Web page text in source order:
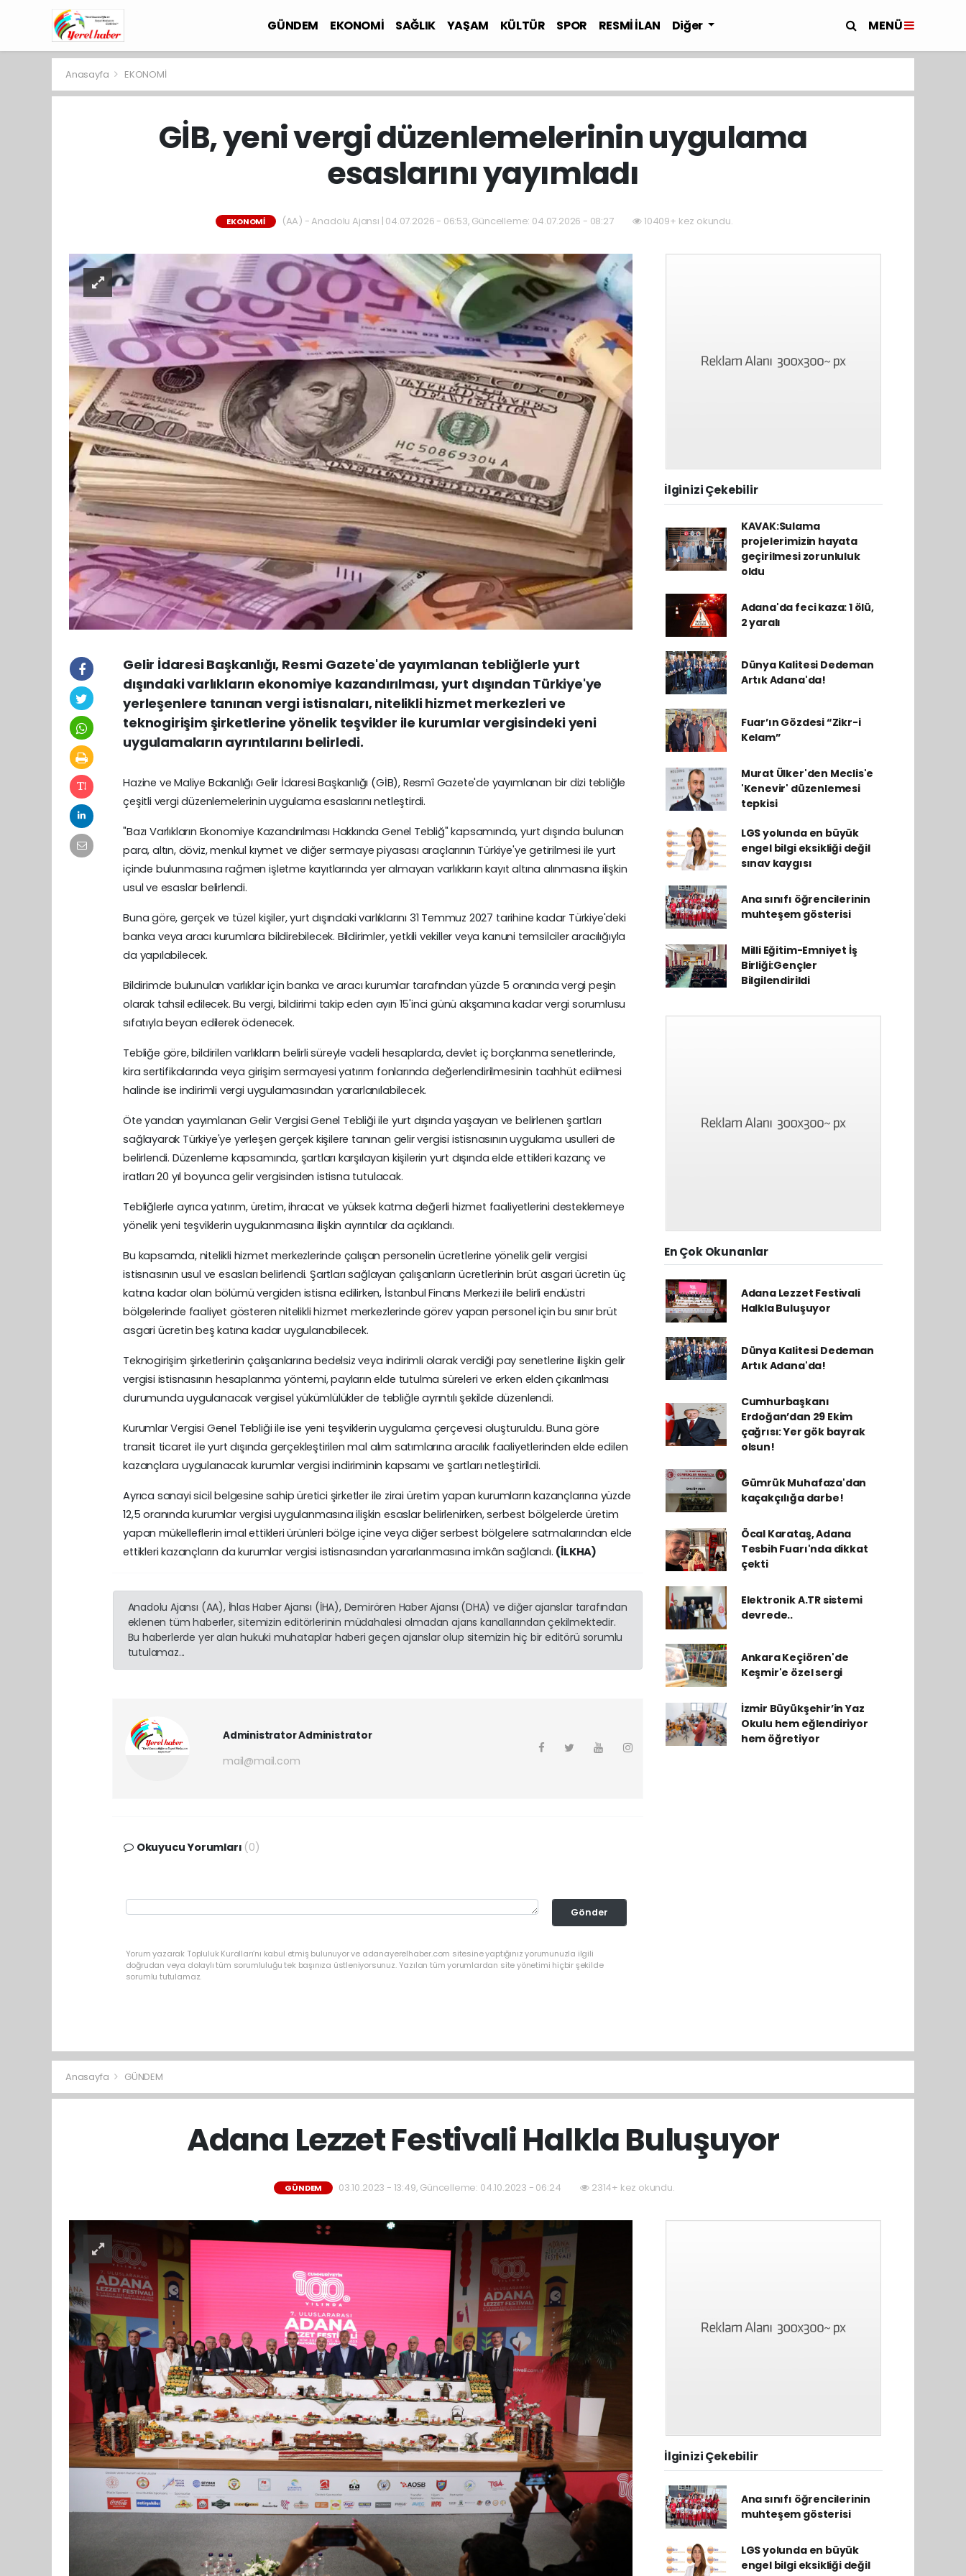
GÜNDEM EKONOMİ SAĞLIK YAŞAM KÜLTÜR SPOR RESMİ İLAN Diğer MENÜ
Anasayfa EKONOMİ
GİB, yeni vergi düzenlemelerinin uygulama
esaslarını yayımladı
EKONOMİ (AA) - Anadolu Ajansı | 04.07.2026 - 06:53, Güncelleme: 04.07.2026 - 08:27 10409+ kez okundu.
Gelir İdaresi Başkanlığı, Resmi Gazete'de yayımlanan tebliğlerle yurt
dışındaki varlıkların ekonomiye kazandırılması, yurt dışından Türkiye'ye
yerleşenlere tanınan vergi istisnaları, nitelikli hizmet merkezleri ve
teknogirişim şirketlerine yönelik teşvikler ile kurumlar vergisindeki yeni
uygulamaların ayrıntılarını belirledi.
Hazine ve Maliye Bakanlığı Gelir İdaresi Başkanlığı (GİB), Resmî Gazete'de yayımlanan bir dizi tebliğle
çeşitli vergi düzenlemelerinin uygulama esaslarını netleştirdi.
"Bazı Varlıkların Ekonomiye Kazandırılması Hakkında Genel Tebliğ" kapsamında, yurt dışında bulunan
para, altın, döviz, menkul kıymet ve diğer sermaye piyasası araçlarının Türkiye'ye getirilmesi ile yurt
içinde bulunmasına rağmen işletme kayıtlarında yer almayan varlıkların kayıt altına alınmasına ilişkin
usul ve esaslar belirlendi.
Buna göre, gerçek ve tüzel kişiler, yurt dışındaki varlıklarını 31 Temmuz 2027 tarihine kadar Türkiye'deki
banka veya aracı kurumlara bildirebilecek. Bildirimler, yetkili vekiller veya kanuni temsilciler aracılığıyla
da yapılabilecek.
Bildirimde bulunulan varlıklar için banka ve aracı kurumlar tarafından yüzde 5 oranında vergi peşin
olarak tahsil edilecek. Bu vergi, bildirimi takip eden ayın 15'inci günü akşamına kadar vergi sorumlusu
sıfatıyla beyan edilerek ödenecek.
Tebliğe göre, bildirilen varlıkların belirli süreyle vadeli hesaplarda, devlet iç borçlanma senetlerinde,
kira sertifikalarında veya girişim sermayesi yatırım fonlarında değerlendirilmesinin taahhüt edilmesi
halinde ise indirimli vergi uygulamasından yararlanılabilecek.
Öte yandan yayımlanan Gelir Vergisi Genel Tebliği ile yurt dışında yaşayan ve belirlenen şartları
sağlayarak Türkiye'ye yerleşen gerçek kişilere tanınan gelir vergisi istisnasının uygulama usulleri de
belirlendi. Düzenleme kapsamında, şartları karşılayan kişilerin yurt dışında elde ettikleri kazanç ve
iratları 20 yıl boyunca gelir vergisinden istisna tutulacak.
Tebliğlerle ayrıca yatırım, üretim, ihracat ve yüksek katma değerli hizmet faaliyetlerini desteklemeye
yönelik yeni teşviklerin uygulanmasına ilişkin ayrıntılar da açıklandı.
Bu kapsamda, nitelikli hizmet merkezlerinde çalışan personelin ücretlerine yönelik gelir vergisi
istisnasının usul ve esasları belirlendi. Şartları sağlayan çalışanların ücretlerinin brüt asgari ücretin üç
katına kadar olan bölümü vergiden istisna edilirken, İstanbul Finans Merkezi ile belirli endüstri
bölgelerinde faaliyet gösteren nitelikli hizmet merkezlerinde görev yapan personel için bu sınır brüt
asgari ücretin beş katına kadar uygulanabilecek.
Teknogirişim şirketlerinin çalışanlarına bedelsiz veya indirimli olarak verdiği pay senetlerine ilişkin gelir
vergisi istisnasının hesaplanma yöntemi, payların elde tutulma süreleri ve erken elden çıkarılması
durumunda uygulanacak vergisel yükümlülükler de tebliğle ayrıntılı şekilde düzenlendi.
Kurumlar Vergisi Genel Tebliği ile ise yeni teşviklerin uygulama çerçevesi oluşturuldu. Buna göre
transit ticaret ile yurt dışında gerçekleştirilen mal alım satımlarına aracılık faaliyetlerinden elde edilen
kazançlara uygulanacak kurumlar vergisi indiriminin kapsamı ve şartları netleştirildi.
Ayrıca sanayi sicil belgesine sahip üretici şirketler ile zirai üretim yapan kurumların kazançlarına yüzde
12,5 oranında kurumlar vergisi uygulanmasına ilişkin esaslar belirlenirken, serbest bölgelerde üretim
yapan mükelleflerin imal ettikleri ürünleri bölge içine veya diğer serbest bölgelere satmalarından elde
ettikleri kazançların da kurumlar vergisi istisnasından yararlanmasına imkân sağlandı. (İLKHA)
Anadolu Ajansı (AA), İhlas Haber Ajansı (İHA), Demirören Haber Ajansı (DHA) ve diğer ajanslar tarafından
eklenen tüm haberler, sitemizin editörlerinin müdahalesi olmadan ajans kanallarından çekilmektedir.
Bu haberlerde yer alan hukuki muhataplar haberi geçen ajanslar olup sitemizin hiç bir editörü sorumlu
tutulamaz...
Administrator Administrator
mail@mail.com
Okuyucu Yorumları (0)
Gönder
Yorum yazarak Topluluk Kuralları’nı kabul etmiş bulunuyor ve adanayerelhaber.com sitesine yaptığınız yorumunuzla ilgili
doğrudan veya dolaylı tüm sorumluluğu tek başınıza üstleniyorsunuz. Yazılan tüm yorumlardan site yönetimi hiçbir şekilde
sorumlu tutulamaz.
İlginizi Çekebilir
KAVAK:Sulama
projelerimizin hayata
geçirilmesi zorunluluk
oldu
Adana'da feci kaza: 1 ölü,
2 yaralı
Dünya Kalitesi Dedeman
Artık Adana'da!
Fuar’ın Gözdesi “Zikr-i
Kelam”
Murat Ülker'den Meclis'e
'Kenevir' düzenlemesi
tepkisi
LGS yolunda en büyük
engel bilgi eksikliği değil
sınav kaygısı
Ana sınıfı öğrencilerinin
muhteşem gösterisi
Milli Eğitim-Emniyet İş
Birliği:Gençler
Bilgilendirildi
En Çok Okunanlar
Adana Lezzet Festivali
Halkla Buluşuyor
Dünya Kalitesi Dedeman
Artık Adana'da!
Cumhurbaşkanı
Erdoğan’dan 29 Ekim
çağrısı: Yer gök bayrak
olsun!
Gümrük Muhafaza'dan
kaçakçılığa darbe!
Öcal Karataş, Adana
Tesbih Fuarı'nda dikkat
çekti
Elektronik A.TR sistemi
devrede..
Ankara Keçiören'de
Keşmir'e özel sergi
İzmir Büyükşehir’in Yaz
Okulu hem eğlendiriyor
hem öğretiyor
Anasayfa GÜNDEM
Adana Lezzet Festivali Halkla Buluşuyor
GÜNDEM 03.10.2023 - 13:49, Güncelleme: 04.10.2023 - 06:24 2314+ kez okundu.
İlginizi Çekebilir
Ana sınıfı öğrencilerinin
muhteşem gösterisi
LGS yolunda en büyük
engel bilgi eksikliği değil